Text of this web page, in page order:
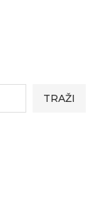
TRAŽI